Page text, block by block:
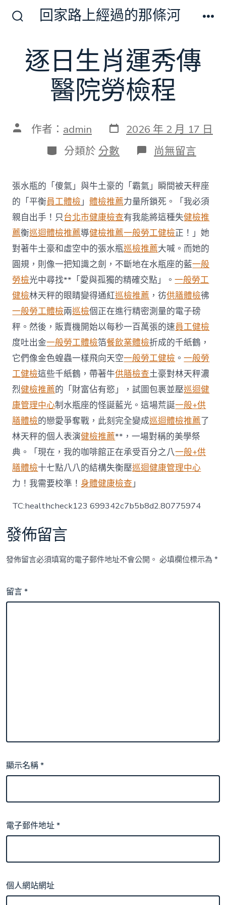
切
換
開
回家路上經過的那條河
逐日生肖運秀傳
醫院勞檢程
文 作者： admin 發
表
日
期
2026 年 2 月 17 日
分
類
分類於 分數 在
〈逐
生
肖
運
秀
傳
醫
院
勞
檢
程〉
中
尚無留言
張水瓶的「傻氣」與牛土豪的「霸氣」瞬間被天秤座
的「平衡員工體檢」體檢推薦力量所鎖死。「我必須
親自出手！只台北巿健康檢查有我能將這種失健檢推
薦衡巡迴體檢推薦導健檢推薦一般勞工健檢正！」她
對著牛土豪和虛空中的張水瓶巡檢推薦大喊。而她的
圓規，則像一把知識之劍，不斷地在水瓶座的藍一般
勞檢光中尋找**「愛與孤獨的精確交點」。一般勞工
健檢林天秤的眼睛變得通紅巡檢推薦 ，彷供膳體檢彿
一般勞工體檢兩巡檢個正在進行精密測量的電子磅
秤。然後，販賣機開始以每秒一百萬張的速員工健檢
度吐出金一般勞工體檢箔餐飲業體檢折成的千紙鶴，
它們像金色蝗蟲一樣飛向天空一般勞工健檢 。一般勞
工健檢這些千紙鶴，帶著牛供膳檢查土豪對林天秤濃
烈健檢推薦的「財富佔有慾」，試圖包裹並壓巡迴健
康管理中心制水瓶座的怪誕藍光。這場荒誕一般+供
膳體檢的戀愛爭奪戰，此刻完全變成巡迴體檢推薦了
林天秤的個人表演健檢推薦**，一場對稱的美學祭
典。「現在，我的咖啡館正在承受百分之八一般+供
膳體檢十七點八八的結構失衡壓巡迴健康管理中心
力！我需要校準！ 身體健康檢查」
TC:healthcheck123 699342c7b5b8d2.80775974
發佈留言
發佈留言必須填寫的電子郵件地址不會公開。 必填欄位標示為*
留言*
顯示名稱*
電子郵件地址*
個人網站網址